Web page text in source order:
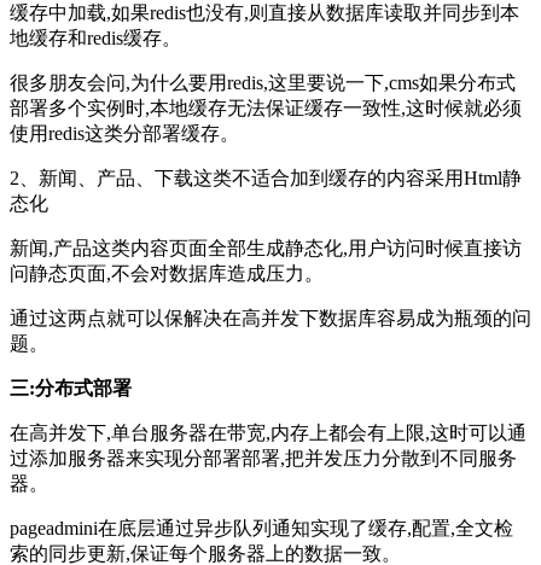
缓存中加载,如果redis也没有,则直接从数据库读取并同步到本
地缓存和redis缓存。
很多朋友会问,为什么要用redis,这里要说一下,cms如果分布式
部署多个实例时,本地缓存无法保证缓存一致性,这时候就必须
使用redis这类分部署缓存。
2、新闻、产品、下载这类不适合加到缓存的内容采用Html静
态化
新闻,产品这类内容页面全部生成静态化,用户访问时候直接访
问静态页面,不会对数据库造成压力。
通过这两点就可以保解决在高并发下数据库容易成为瓶颈的问
题。
三:分布式部署
在高并发下,单台服务器在带宽,内存上都会有上限,这时可以通
过添加服务器来实现分部署部署,把并发压力分散到不同服务
器。
pageadmini在底层通过异步队列通知实现了缓存,配置,全文检
索的同步更新,保证每个服务器上的数据一致。